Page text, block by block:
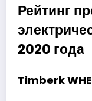
Рейтинг
2020 года
Timberk